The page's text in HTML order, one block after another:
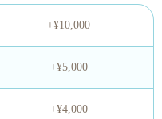
+¥10,000
+¥5,000
+¥4,000